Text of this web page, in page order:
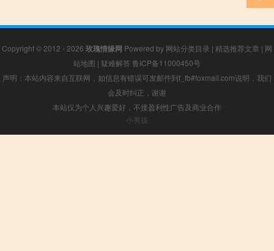
Copyright © 2012 - 2026 玫瑰情缘网 Powered by 网站分类目录 | 精选推荐文章 | 网
站地图 | 疑难解答 鲁ICP备11000450号
声明：本站内容来自互联网，如信息有错误可发邮件到f_fb#foxmail.com说明，我们
会及时纠正，谢谢
本站仅为个人兴趣爱好，不接盈利性广告及商业合作
小男孩